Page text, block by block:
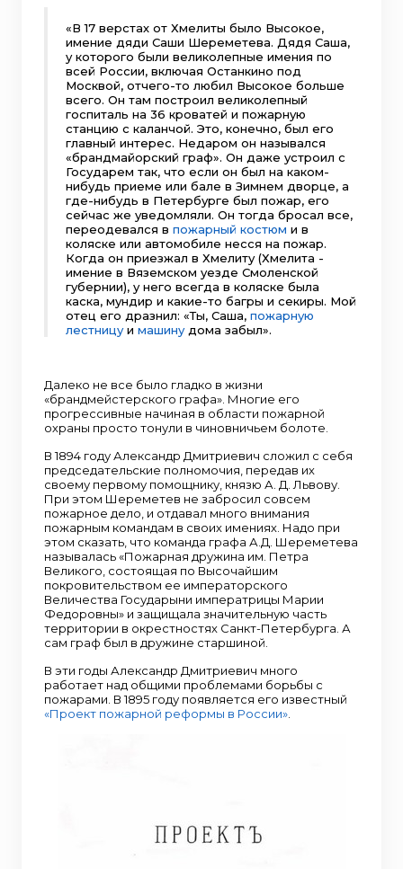
«В 17 верстах от Хмелиты было Высокое,
имение дяди Саши Шереметева. Дядя Саша,
у которого были великолепные имения по
всей России, включая Останкино под
Москвой, отчего-то любил Высокое больше
всего. Он там построил великолепный
госпиталь на 36 кроватей и пожарную
станцию с каланчой. Это, конечно, был его
главный интерес. Недаром он назывался
«брандмайорский граф». Он даже устроил с
Государем так, что если он был на каком-
нибудь приеме или бале в Зимнем дворце, а
где-нибудь в Петербурге был пожар, его
сейчас же уведомляли. Он тогда бросал все,
переодевался в пожарный костюм и в
коляске или автомобиле несся на пожар.
Когда он приезжал в Хмелиту (Хмелита -
имение в Вяземском уезде Смоленской
губернии), у него всегда в коляске была
каска, мундир и какие-то багры и секиры. Мой
отец его дразнил: «Ты, Саша, пожарную
лестницуи машинудома забыл».
Далеко не все было гладко в жизни
«брандмейстерского графа». Многие его
прогрессивные начиная в области пожарной
охраны просто тонули в чиновничьем болоте.
В 1894 году Александр Дмитриевич сложил с себя
председательские полномочия, передав их
своему первому помощнику, князю А. Д. Львову.
При этом Шереметев не забросил совсем
пожарное дело, и отдавал много внимания
пожарным командам в своих имениях. Надо при
этом сказать, что команда графа А.Д. Шереметева
называлась «Пожарная дружина им. Петра
Великого, состоящая по Высочайшим
покровительством ее императорского
Величества Государыни императрицы Марии
Федоровны» и защищала значительную часть
территории в окрестностях Санкт-Петербурга. А
сам граф был в дружине старшиной.
В эти годы Александр Дмитриевич много
работает над общими проблемами борьбы с
пожарами. В 1895 году появляется его известный
«Проект пожарной реформы в России».